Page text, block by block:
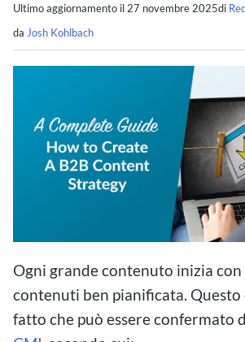
Ultimo aggiornamento il 27 novembre 2025di
da Josh Kohlbach
Ogni grande contenuto inizia
contenuti ben pianificata. Questo
fatto che può essere confermato